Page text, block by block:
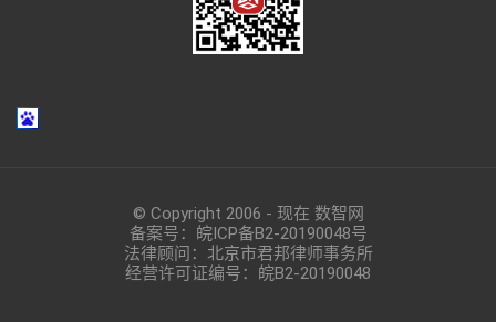
© Copyright 2006 - 现在 数智网
备案号： 皖ICP备B2-20190048号
法律顾问：北京市君邦律师事务所
经营许可证编号：皖B2-20190048